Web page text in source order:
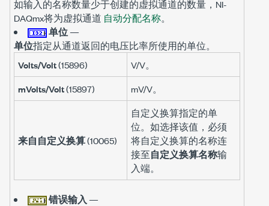
如输入的名称数量少于创建的虚拟通道的数量，NI-
DAQmx将为虚拟通道 自动分配名称。
单位—
单位指定从通道返回的电压比率所使用的单位。
Volts/Volt(15896)
V/V。
mVolts/Volt(15897) mV/V。
来自自定义换算(10065)
自定义换算指定的单
位。如选择该值，必须
将自定义换算的名称连
接至自定义换算名称输
入端。
错误输入 —